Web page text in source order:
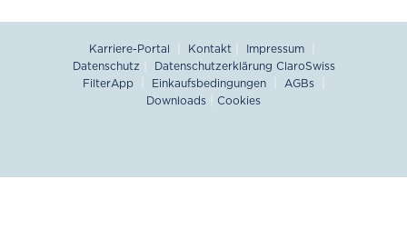
Karriere-Portal Kontakt| Impressum|
Datenschutz
Datenschutzerklärung ClaroSwiss
FilterApp| Einkaufsbedingungen| AGBs|
Downloads Cookies